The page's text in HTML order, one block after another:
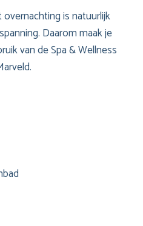
is natuurlijk
Daarom maak je
van de Spa & Wellness